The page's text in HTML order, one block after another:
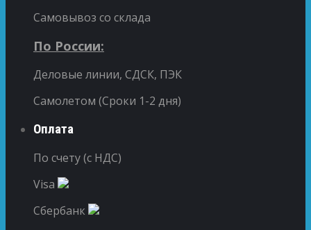
Самовывоз со склада
По России:
Деловые линии, СДСК, ПЭК
Самолетом (Сроки 1-2 дня)
Оплата
По счету (с НДС)
Visa
Сбербанк